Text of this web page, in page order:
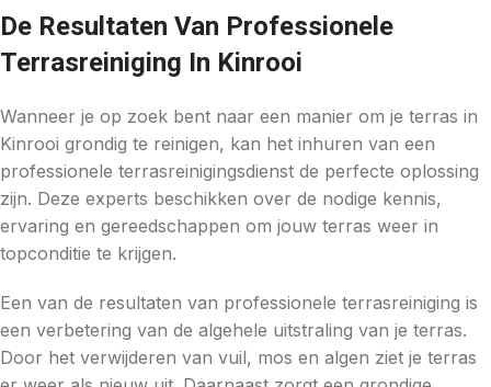
De Resultaten Van Professionele
Terrasreiniging In Kinrooi
Wanneer je op zoek bent naar een manier om je terras in
Kinrooi grondig te reinigen, kan het inhuren van een
professionele terrasreinigingsdienst de perfecte oplossing
zijn. Deze experts beschikken over de nodige kennis,
ervaring en gereedschappen om jouw terras weer in
topconditie te krijgen.
Een van de resultaten van professionele terrasreiniging is
een verbetering van de algehele uitstraling van je terras.
Door het verwijderen van vuil, mos en algen ziet je terras